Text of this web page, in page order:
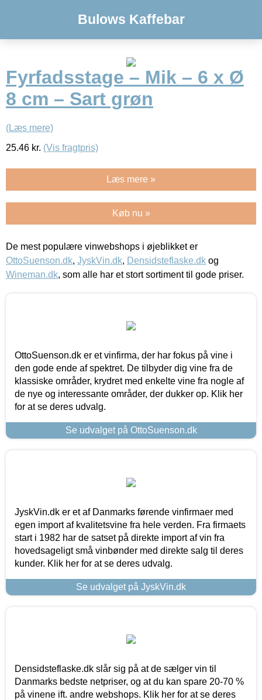
Bulows Kaffebar
Fyrfadsstage – Mik – 6 x Ø
8 cm – Sart grøn
(Læs mere)
25.46 kr. (Vis fragtpris)
Læs mere »
Køb nu »
De mest populære vinwebshops i øjeblikket er
OttoSuenson.dk, JyskVin.dk, Densidsteflaske.dk og
Wineman.dk, som alle har et stort sortiment til gode priser.
OttoSuenson.dk er et vinfirma, der har fokus på vine i
den gode ende af spektret. De tilbyder dig vine fra de
klassiske områder, krydret med enkelte vine fra nogle af
de nye og interessante områder, der dukker op. Klik her
for at se deres udvalg.
Se udvalget på OttoSuenson.dk
JyskVin.dk er et af Danmarks førende vinfirmaer med
egen import af kvalitetsvine fra hele verden. Fra firmaets
start i 1982 har de satset på direkte import af vin fra
hovedsageligt små vinbønder med direkte salg til deres
kunder. Klik her for at se deres udvalg.
Se udvalget på JyskVin.dk
Densidsteflaske.dk slår sig på at de sælger vin til
Danmarks bedste netpriser, og at du kan spare 20-70 %
på vinene ift. andre webshops. Klik her for at se deres